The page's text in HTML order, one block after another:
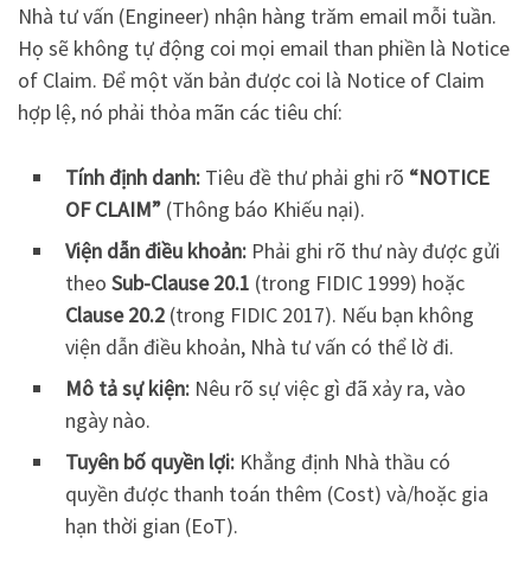
Nhà tư vấn (Engineer) nhận hàng trăm email mỗi tuần.
Họ sẽ không tự động coi mọi email than phiền là Notice
of Claim. Để một văn bản được coi là Notice of Claim
hợp lệ, nó phải thỏa mãn các tiêu chí:
Tính định danh: Tiêu đề thư phải ghi rõ “NOTICE
OF CLAIM” (Thông báo Khiếu nại).
Viện dẫn điều khoản: Phải ghi rõ thư này được gửi
theo Sub-Clause 20.1 (trong FIDIC 1999) hoặc
Clause 20.2 (trong FIDIC 2017). Nếu bạn không
viện dẫn điều khoản, Nhà tư vấn có thể lờ đi.
Mô tả sự kiện: Nêu rõ sự việc gì đã xảy ra, vào
ngày nào.
Tuyên bố quyền lợi: Khẳng định Nhà thầu có
quyền được thanh toán thêm (Cost) và/hoặc gia
hạn thời gian (EoT).